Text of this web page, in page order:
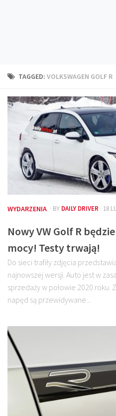
Technika jazdy
Kalkulatory
Przelicznik mocy
Auto z niemiec
Galerie
TAGGED: VOLKSWAGEN GOLF R
WYDARZENIA · BY DAILY DRIVER · 18
Nowy VW Golf R
mocy! Testy trwają!
Do sieci trafiły zdjęcia
najnowszej wersji. Auto jest w
sprzedaży w połowie 2020 roku.
napęd są przewidywane...